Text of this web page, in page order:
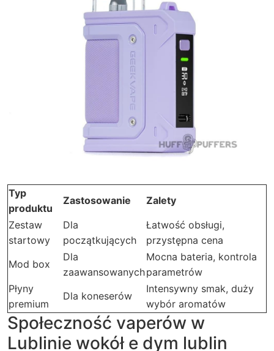
Typ
produktu
Zastosowanie
Zalety
Zestaw
startowy
Dla
początkujących
Łatwość obsługi,
przystępna cena
Mod box
Dla
zaawansowanych
Mocna bateria, kontrola
parametrów
Płyny
premium
Dla koneserów
Intensywny smak, duży
wybór aromatów
Społeczność vaperów w
Lublinie wokół e dym lublin